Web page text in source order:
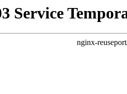
Service
nginx-